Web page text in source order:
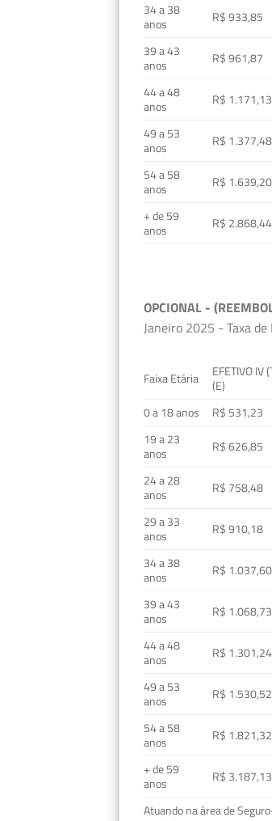
34 a 38
anos
R$ 933,85
39 a 43
anos
R$ 961,87
44 a 48
anos
R$ 1.171,13
49 a 53
anos
R$ 1.377,48
54 a 58
anos
R$ 1.639,20
+ de 59
anos
R$ 2.868,44
OPCIONAL -
Janeiro 2025 - Taxa
Faixa Etária
EFETIVO IV
(E)
0 a 18 anos
R$ 531,23
19 a 23
anos
R$ 626,85
24 a 28
anos
R$ 758,48
29 a 33
anos
R$ 910,18
34 a 38
anos
R$ 1.037,60
39 a 43
anos
R$ 1.068,73
44 a 48
anos
R$ 1.301,24
49 a 53
anos
R$ 1.530,52
54 a 58
anos
R$ 1.821,32
+ de 59
anos
R$ 3.187,13
Atuando na área de